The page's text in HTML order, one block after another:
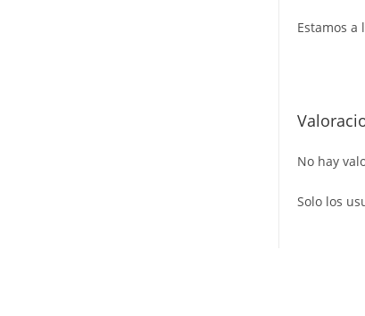
Estamos a
No hay
Solo los